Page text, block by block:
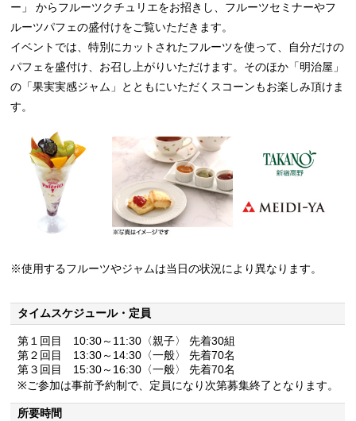
ー」 からフルーツクチュリエをお招きし、フルーツセミナーやフ
ルーツパフェの盛付けをご覧いただきます。
イベントでは、特別にカットされたフルーツを使って、自分だけの
パフェを盛付け、お召し上がりいただけます。そのほか「明治屋」
の「果実実感ジャム」とともにいただくスコーンもお楽しみ頂けま
す。
※使用するフルーツやジャムは当日の状況により異なります。
タイムスケジュール・定員
第１回目 10:30～11:30〈親子〉 先着30組
第２回目 13:30～14:30〈一般〉 先着70名
第３回目 15:30～16:30〈一般〉 先着70名
※ご参加は事前予約制で、定員になり次第募集終了となります。
所要時間